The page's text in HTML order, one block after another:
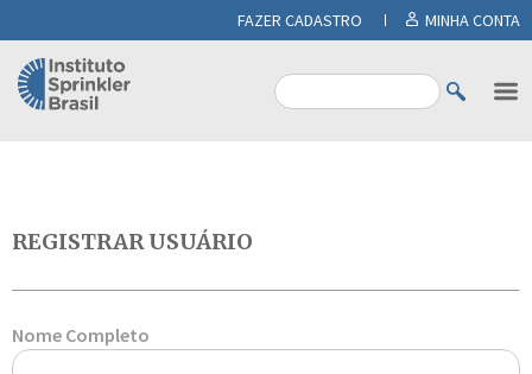
FAZER CADASTRO MINHA CONTA
REGISTRAR USUÁRIO
Nome Completo